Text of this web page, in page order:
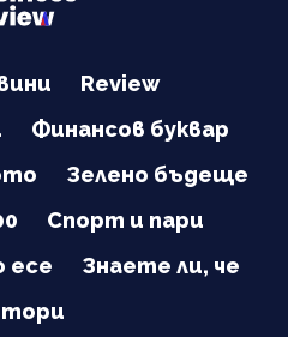
Review
Финансов буквар
Зелено бъдеще
Спорт и пари
есе
Знаете ли, че